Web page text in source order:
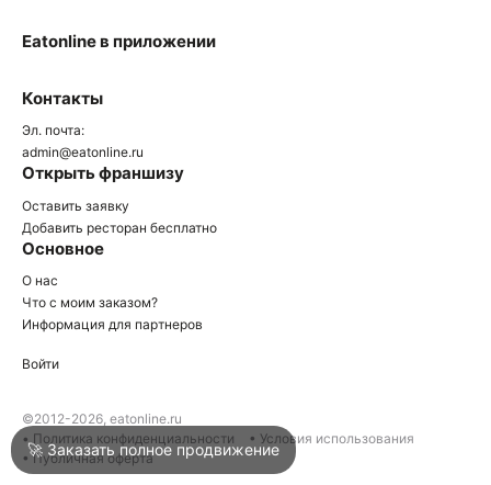
Войти
Написать в техподдержку
Контакты
Эл. почта:
admin@eatonline.ru
Открыть франшизу
Оставить заявку
Добавить ресторан бесплатно
Основное
О нас
Что с моим заказом?
Информация для партнеров
Eatonline в приложении
Войти
©2012-2026, eatonline.ru
• Политика конфиденциальности
• Условия использования
• Публичная оферта
🚀 Заказать полное продвижение